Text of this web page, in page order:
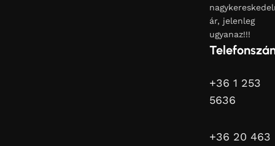
ár, jelenleg
ugyanaz!!!
+36 1 253
5636
+36 20 463